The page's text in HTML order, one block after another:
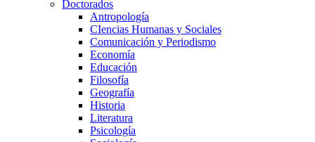
Doctorados
Antropología
CIencias Humanas y Sociales
Comunicación y Periodismo
Economía
Educación
Filosofía
Geografía
Historia
Literatura
Psicología